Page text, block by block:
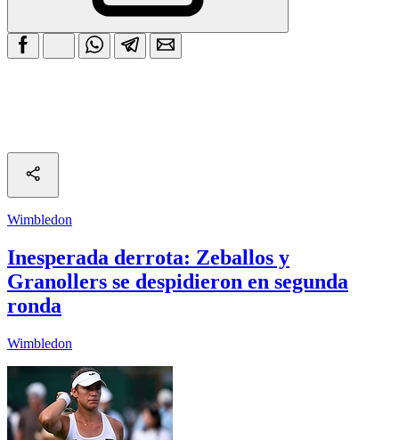
Wimbledon
Inesperada derrota: Zeballos y
Granollers se despidieron en segunda
ronda
Wimbledon